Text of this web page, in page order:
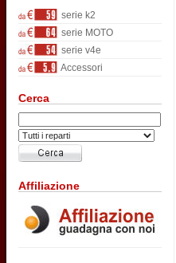
serie k2
serie MOTO
serie v4e
Accessori
Cerca
Affiliazione